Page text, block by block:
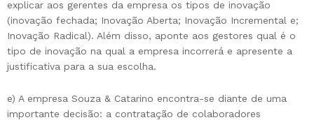
explicar aos gerentes da empresa os tipos de inovação
(inovação fechada; Inovação Aberta; Inovação Incremental e;
Inovação Radical). Além disso, aponte aos gestores qual é o
tipo de inovação na qual a empresa incorrerá e apresente a
justificativa para a sua escolha.
e) A empresa Souza & Catarino encontra-se diante de uma
importante decisão: a contratação de colaboradores